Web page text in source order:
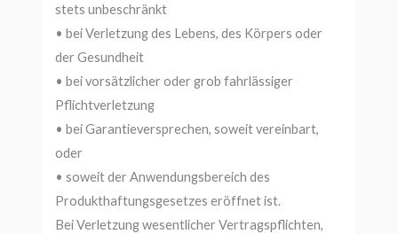
stets unbeschränkt
• bei Verletzung des Lebens, des Körpers oder
der Gesundheit
• bei vorsätzlicher oder grob fahrlässiger
Pflichtverletzung
• bei Garantieversprechen, soweit vereinbart,
oder
• soweit der Anwendungsbereich des
Produkthaftungsgesetzes eröffnet ist.
Bei Verletzung wesentlicher Vertragspflichten,